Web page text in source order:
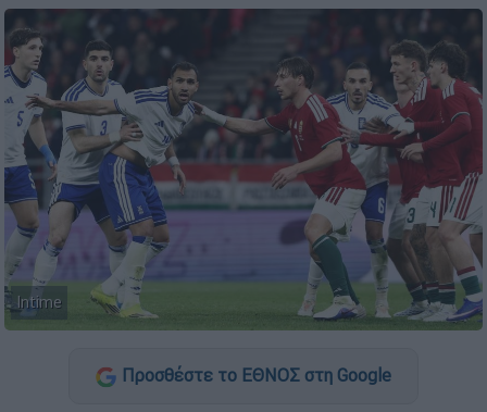
Intime
Προσθέστε το ΕΘΝΟΣ στη Google